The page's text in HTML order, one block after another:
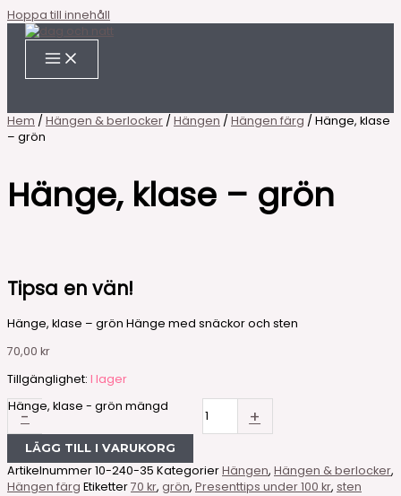
Hoppa till innehåll
Hem / Hängen & berlocker / Hängen / Hängen färg / Hänge, klase
– grön
Hänge, klase – grön
Tipsa en vän!
Hänge, klase – grön Hänge med snäckor och sten
70,00 kr
Tillgänglighet: I lager
-
Hänge, klase - grön mängd +
LÄGG TILL I VARUKORG
Artikelnummer10-240-35 KategorierHängen, Hängen & berlocker,
Hängen färg Etiketter70 kr, grön, Presenttips under 100 kr, sten